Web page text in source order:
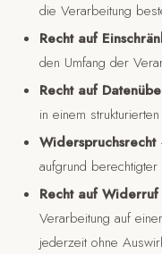
die Verarbeitung
Recht auf
den Umfang der
Recht auf
in einem
Widerspruchsrecht
aufgrund
Recht auf
Verarbeitung auf
jederzeit ohne